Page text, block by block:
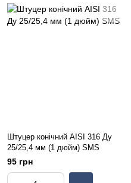
Штуцер конічний AISI 316 Ду
25/25,4 мм (1 дюйм) SMS
95 грн